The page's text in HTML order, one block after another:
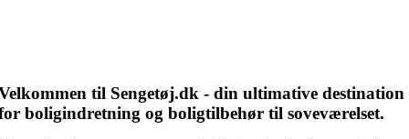
til Sengetøj.dk - din ultimative destination
boligindretning og boligtilbehør til soveværelset.